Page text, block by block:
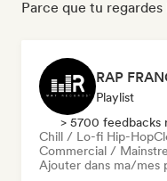
Parce que tu
Playlist
> 5700 feedbacks
Chill / Lo-fi Hip-Hop
Commercial /
Ajouter dans ma/mes